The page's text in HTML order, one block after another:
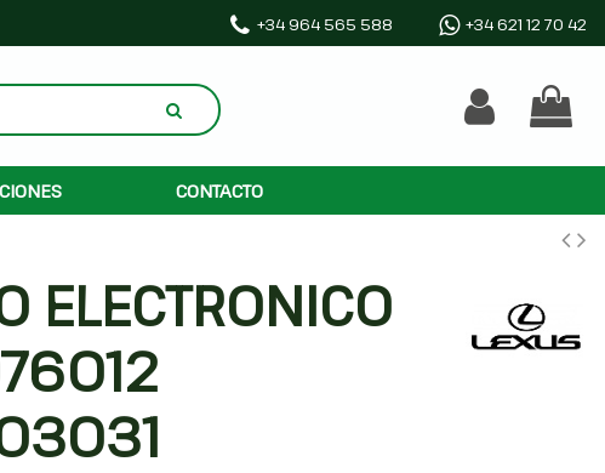
+34 964 565 588 +34 621 12 70 42
CONTACTO
ELECTRONICO